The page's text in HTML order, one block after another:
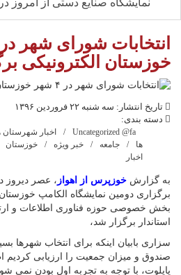
نمایشگاه صنایع دستی از امروز
خوزستان الکترونیکی
تاریخ انتشار: سه شنبه ۲۲ فروردین ۱۳۹۶
دسته بندی:
Uncategorized @fa اخبار شهرستان
ها
جامعه خبر ویژه خوزستان
اخبار
به گزارش خوزپرس از اهواز ، عصر دیروز
برگزاری دومین نمایشگاه الکامپ
بخش خصوصی حوزه فناوری اطلاعات و
استاندار برگزار شد،
سزاری بابیان اینکه برای انتخاب شهرها
صندوق و میزان جمعیت را ارزیابی کردیم
پایلوت، با توجه به تجربه اول بودن نمی